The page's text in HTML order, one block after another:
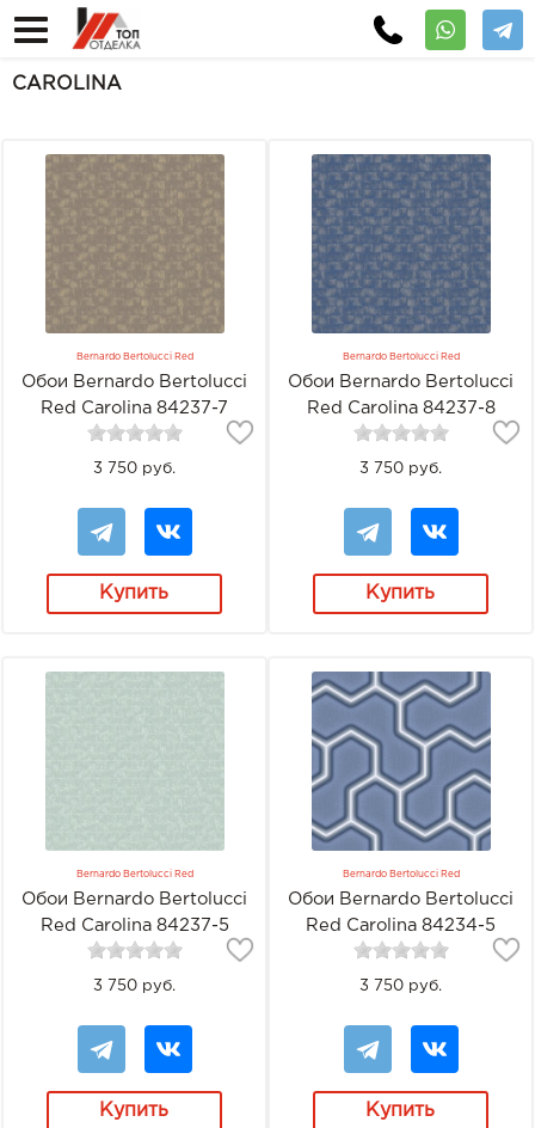
CAROLINA
Bernardo Bertolucci Red
Обои Bernardo Bertolucci
Red Carolina 84237-7
3 750 руб.
Купить
Bernardo Bertolucci Red
Обои Bernardo Bertolucci
Red Carolina 84237-8
3 750 руб.
Купить
Bernardo Bertolucci Red
Обои Bernardo Bertolucci
Red Carolina 84237-5
3 750 руб.
Купить
Bernardo Bertolucci Red
Обои Bernardo Bertolucci
Red Carolina 84234-5
3 750 руб.
Купить